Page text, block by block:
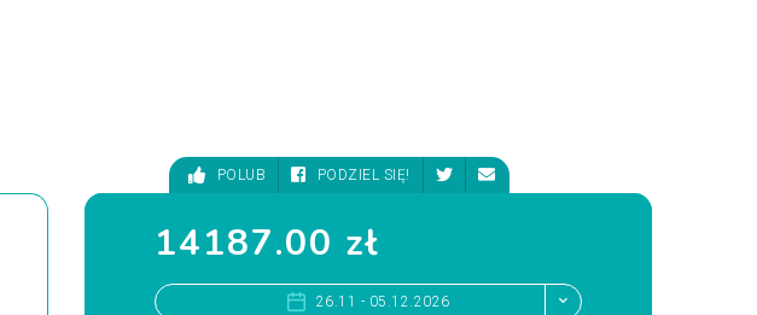
POLUB PODZIEL SIĘ!
14187.00 zł
26.11 - 05.12.2026